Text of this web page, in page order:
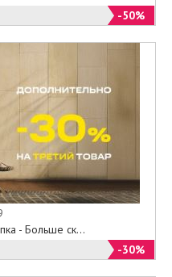
-50%
- Больше ск...
-30%